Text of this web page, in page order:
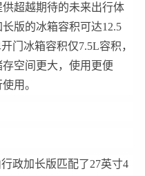
超越期待的未来出行体
版的冰箱容积可达12.5
门冰箱容积仅7.5L容积，
空间更大，使用更便
用。
政加长版匹配了27英寸4